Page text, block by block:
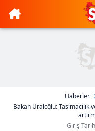
Haberler
Bakan Uraloğlu: Taşımacılık
Giriş